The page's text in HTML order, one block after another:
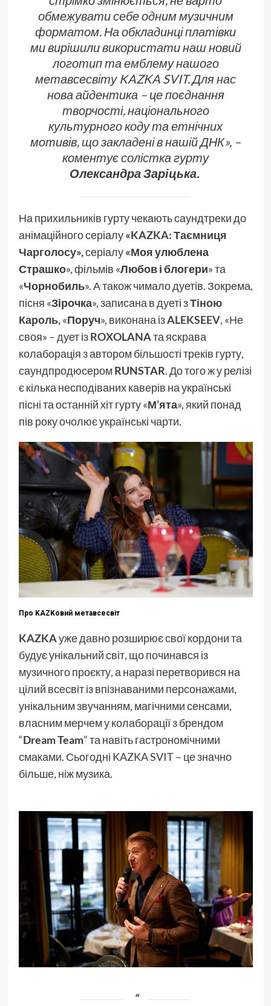
обмежувати себе одним музичним
форматом. На обкладинці платівки
ми вирішили використати наш новий
логотип та емблему нашого
метавсесвіту KAZKA SVIT. Для нас
нова айдентика – це поєднання
творчості, національного
культурного коду та етнічних
мотивів, що закладені в нашій ДНК», –
коментує солістка гурту
Олександра Заріцька.
На прихильників гурту чекають саундтреки до
анімаційного серіалу«KAZKA: Таємниця
Чарголосу»,серіалу«Моя улюблена
Страшко», фільмів «Любов і блогери» та
«Чорнобиль». А також чимало дуетів. Зокрема,
пісня «Зірочка», записана в дуеті зТіною
Кароль,«Поруч», виконана ізALEKSEEV, «Не
своя» – дует ізROXOLANAта яскрава
колаборація з автором більшості треків гурту,
саундпродюсеромRUNSTAR. До того ж у релізі
є кілька несподіваних каверів на українські
пісні та останній хіт гурту «М’ята», який понад
пів року очолює українські чарти.
Про KAZKовий метавсесвіт
KAZKAуже давно розширює свої кордони та
будує унікальний світ, що починався із
музичного проєкту, а наразі перетворився на
цілий всесвіт із впізнаваними персонажами,
унікальним звучанням, магічними сенсами,
власним мерчем у колаборації з брендом
“Dream Team” та навіть гастрономічними
смаками. Сьогодні KAZKA SVIT – це значно
більше, ніж музика.